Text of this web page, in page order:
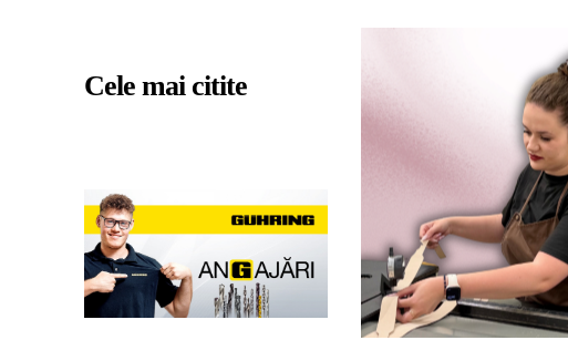
Cele mai citite